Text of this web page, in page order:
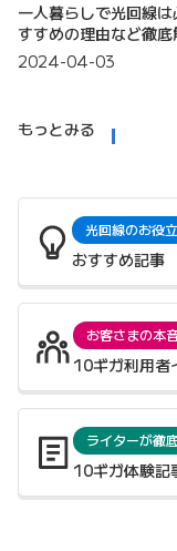
一人暮らしで光回線
すすめの理由など徹底
2024-04-03
もっとみる
光回線のお役
おすすめ記事
お客さまの本
10ギガ利用者
ライターが徹
10ギガ体験記